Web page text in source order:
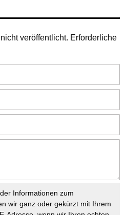
veröffentlicht. Erforderliche
Informationen zum
wir ganz oder gekürzt mit Ihrem